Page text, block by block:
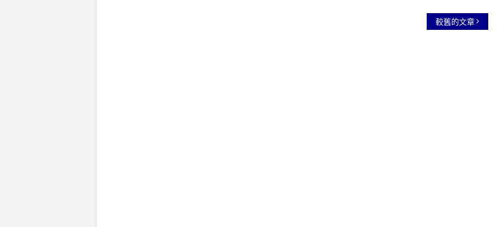
較舊的文章